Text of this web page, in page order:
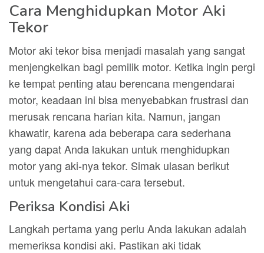
Cara Menghidupkan Motor Aki
Tekor
Motor aki tekor bisa menjadi masalah yang sangat
menjengkelkan bagi pemilik motor. Ketika ingin pergi
ke tempat penting atau berencana mengendarai
motor, keadaan ini bisa menyebabkan frustrasi dan
merusak rencana harian kita. Namun, jangan
khawatir, karena ada beberapa cara sederhana
yang dapat Anda lakukan untuk menghidupkan
motor yang aki-nya tekor. Simak ulasan berikut
untuk mengetahui cara-cara tersebut.
Periksa Kondisi Aki
Langkah pertama yang perlu Anda lakukan adalah
memeriksa kondisi aki. Pastikan aki tidak